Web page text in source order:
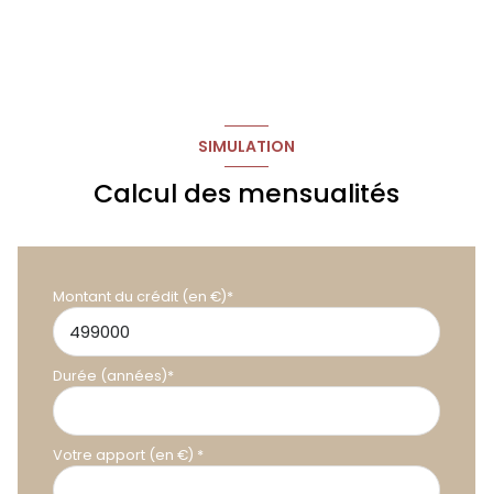
SIMULATION
Calcul des mensualités
Montant du crédit (en €)*
Durée (années)*
Votre apport (en €) *